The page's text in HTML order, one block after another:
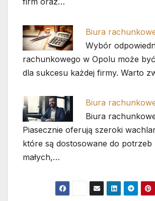
Biura
Wybór
rachunkowego w Opolu może
dla sukcesu każdej firmy. Warto
Biura
Biura
Piasecznie oferują szeroki
które są dostosowane do potrzeb
małych,…